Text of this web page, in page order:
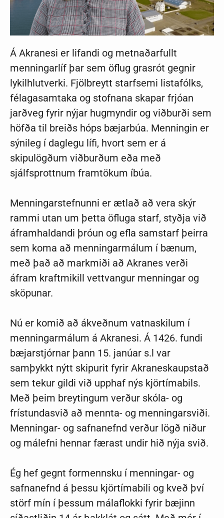
Á Akranesi er lifandi og metnaðarfullt
menningarlíf þar sem öflug grasrót gegnir
lykilhlutverki. Fjölbreytt starfsemi listafólks,
félagasamtaka og stofnana skapar frjóan
jarðveg fyrir nýjar hugmyndir og viðburði sem
höfða til breiðs hóps bæjarbúa. Menningin er
sýnileg í daglegu lífi, hvort sem er á
skipulögðum viðburðum eða með
sjálfsprottnum framtökum íbúa.
Menningarstefnunni er ætlað að vera skýr
rammi utan um þetta öfluga starf, styðja við
áframhaldandi þróun og efla samstarf þeirra
sem koma að menningarmálum í bænum,
með það að markmiði að Akranes verði
áfram kraftmikill vettvangur menningar og
sköpunar.
Nú er komið að ákveðnum vatnaskilum í
menningarmálum á Akranesi. Á 1426. fundi
bæjarstjórnar þann 15. janúar s.l var
samþykkt nýtt skipurit fyrir Akraneskaupstað
sem tekur gildi við upphaf nýs kjörtímabils.
Með þeim breytingum verður skóla- og
frístundasvið að mennta- og menningarsviði.
Menningar- og safnanefnd verður lögð niður
og málefni hennar færast undir hið nýja svið.
Ég hef gegnt formennsku í menningar- og
safnanefnd á þessu kjörtímabili og kveð því
störf mín í þessum málaflokki fyrir bæjinn